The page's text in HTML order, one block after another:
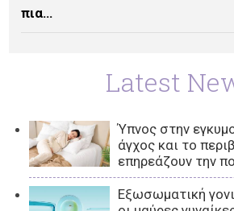
πια…
Latest
Ύπνος στην
άγχος και το
επηρεάζουν την
Εξωσωματική